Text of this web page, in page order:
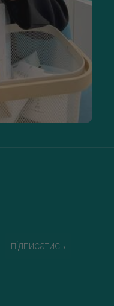
підписатись